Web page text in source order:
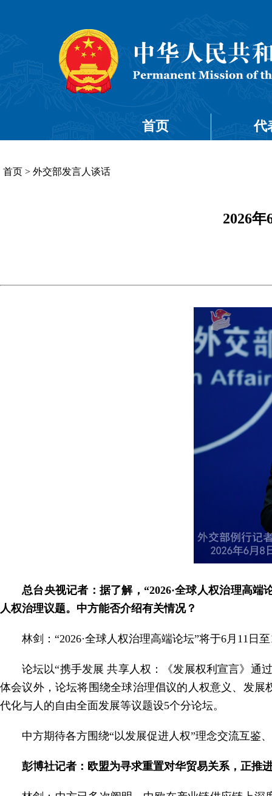
首页 代
首页 > 外交部发言人谈话
2026
总台央视记者：据了解，“2026·全球人权治理高
人权治理议题。中方能否介绍有关情况？
林剑：“2026·全球人权治理高端论坛”将于6月11
论坛以“携手发展 共享人权：《发展权利宣言》通
体会议外，论坛将围绕全球治理倡议的人权意义、发
代化与人的自由全面发展等议题设5个分论坛。
中方期待各方围绕“以发展促进人权”理念交流互鉴
彭博社记者：欧盟为寻求重置对华贸易关系，正推